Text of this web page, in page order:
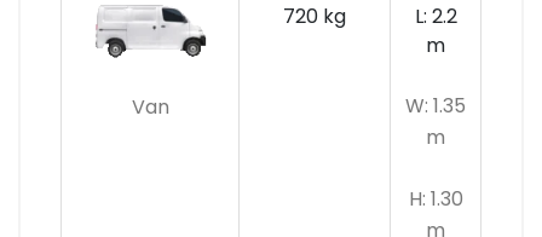
Van
720 kg
L: 2.2
m
W: 1.35
m
H: 1.30
m